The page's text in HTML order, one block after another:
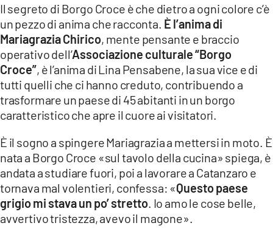
ANDROID
APPLE
Il segreto di Borgo Croce è che dietro a ogni colore c’è
un pezzo di anima che racconta. È l’anima di
Mariagrazia Chirico, mente pensante e braccio
operativo dell’Associazione culturale “Borgo
Croce”, è l’anima di Lina Pensabene, la sua vice e di
tutti quelli che ci hanno creduto, contribuendo a
trasformare un paese di 45 abitanti in un borgo
caratteristico che apre il cuore ai visitatori.
È il sogno a spingere Mariagrazia a mettersi in moto. È
nata a Borgo Croce «sul tavolo della cucina» spiega, è
andata a studiare fuori, poi a lavorare a Catanzaro e
tornava mal volentieri, confessa: «Questo paese
grigio mi stava un po’ stretto . Io amo le cose belle,
avvertivo tristezza, avevo il magone».